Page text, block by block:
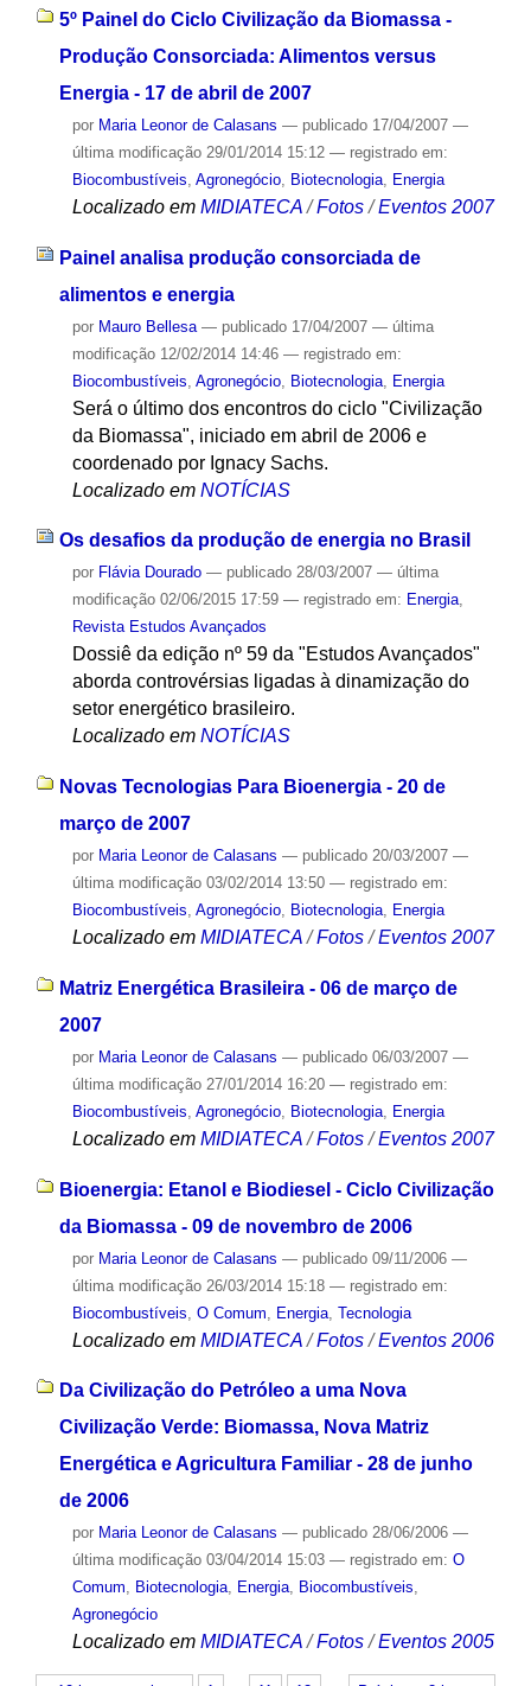
5º Painel do Ciclo Civilização da Biomassa -
Produção Consorciada: Alimentos versus
Energia - 17 de abril de 2007
por Maria Leonor de Calasans — publicado17/04/2007 —
última modificação29/01/2014 15:12 — registrado em:
Biocombustíveis, Agronegócio, Biotecnologia, Energia
Localizado em MIDIATECA /Fotos /Eventos 2007
Painel analisa produção consorciada de
alimentos e energia
por Mauro Bellesa — publicado17/04/2007 — última
modificação12/02/2014 14:46 — registrado em:
Biocombustíveis Agronegócio, Biotecnologia, Energia
Será o último dos encontros do ciclo "Civilização
da Biomassa", iniciado em abril de 2006 e
coordenado por Ignacy Sachs.
Localizado em NOTÍCIAS
Os desafios da produção de energia no Brasil
por Flávia Dourado — publicado28/03/2007 — última
modificação02/06/2015 17:59 — registrado em: Energia,
Revista Estudos Avançados
Dossiê da edição nº 59 da "Estudos Avançados"
aborda controvérsias ligadas à dinamização do
setor energético brasileiro.
Localizado em NOTÍCIAS
Novas Tecnologias Para Bioenergia - 20 de
março de 2007
por Maria Leonor de Calasans — publicado20/03/2007 —
última modificação03/02/2014 13:50 — registrado em:
Biocombustíveis, Agronegócio, Biotecnologia, Energia
Localizado em MIDIATECA /Fotos /Eventos 2007
Matriz Energética Brasileira - 06 de março de
2007
por Maria Leonor de Calasans — publicado06/03/2007 —
última modificação27/01/2014 16:20 — registrado em:
Biocombustíveis Agronegócio, Biotecnologia, Energia
Localizado em MIDIATECA /Fotos /Eventos 2007
Bioenergia: Etanol e Biodiesel - Ciclo Civilização
da Biomassa - 09 de novembro de 2006
por Maria Leonor de Calasans — publicado09/11/2006 —
última modificação26/03/2014 15:18 — registrado em:
Biocombustíveis O Comum Energia, Tecnologia
Localizado em MIDIATECA /Fotos /Eventos 2006
Da Civilização do Petróleo a uma Nova
Civilização Verde: Biomassa, Nova Matriz
Energética e Agricultura Familiar - 28 de junho
de 2006
por Maria Leonor de Calasans — publicado28/06/2006 —
última modificação03/04/2014 15:03 — registrado em: O
Comum, Biotecnologia, Energia, Biocombustíveis,
Agronegócio
Localizado em MIDIATECA /Fotos /Eventos 2005